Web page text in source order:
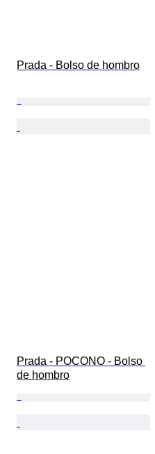
Prada - Bolso de hombro
Prada - POCONO - Bolso
de hombro